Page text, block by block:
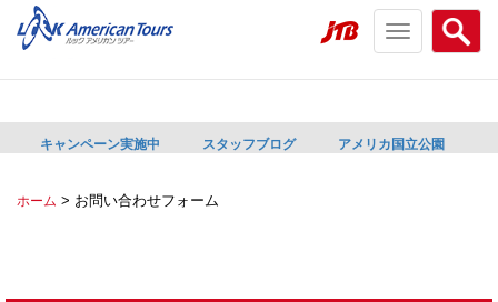
Search
menu
Toggle
navigation
キャンペーン実施中 スタッフブログ アメリカ国立公園
ホーム > お問い合わせフォーム